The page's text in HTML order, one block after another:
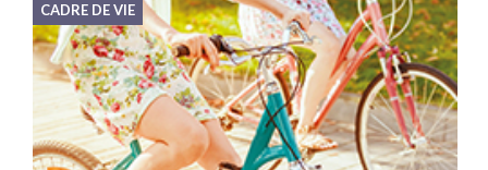
CADRE DE VIE